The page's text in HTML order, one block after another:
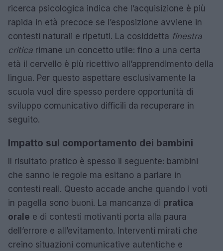
ricerca psicologica indica che l’acquisizione è più
rapida in età precoce se l’esposizione avviene in
contesti naturali e ripetuti. La cosiddetta finestra
critica rimane un concetto utile: fino a una certa
età il cervello è più ricettivo all’apprendimento della
lingua. Per questo aspettare esclusivamente la
scuola vuol dire spesso perdere opportunità di
sviluppo comunicativo difficili da recuperare in
seguito.
Impatto sul comportamento dei bambini
Il risultato pratico è spesso il seguente: bambini
che sanno le regole ma esitano a parlare in
contesti reali. Questo accade anche quando i voti
in pagella sono buoni. La mancanza di pratica
orale e di contesti motivanti porta alla paura
dell’errore e all’evitamento. Interventi mirati che
creino situazioni comunicative autentiche e